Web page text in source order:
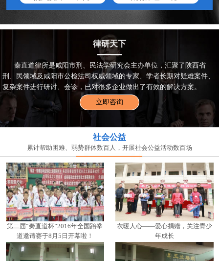
律研天下
秦直道律所是咸阳市刑、民法学研究会主办单位，汇聚了陕西省
刑、民领域及咸阳市公检法司权威领域的专家、学者长期对疑难案件、
复杂案件进行研讨、会诊，已对很多企业做出了有效的解决方案。
立即咨询
社会公益
累计帮助困难、弱势群体数百人，开展社会公益活动数百场
第二届“秦直道杯”2016年全国跆拳
道邀请赛于8月5日开幕啦！
衣暖人心——爱心捐赠，关注青少
年成长